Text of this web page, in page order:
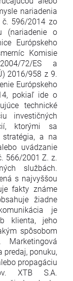
nariadenia
č. 596/2014 zo
(nariadenie o
Európskeho
Komisie
72/ES a
2016/958 z 9.
Európskeho
pokiaľ ide o
technické
investičných
ktorými sa
stratégia, a na
uvádzanie
566/2001 Z. z.
službách.
s najvyššou
fakty známe
žiadne
je
klienta, jeho
spôsobom
Marketingová
predaj, ponuku,
propagáciu
XTB S.A.